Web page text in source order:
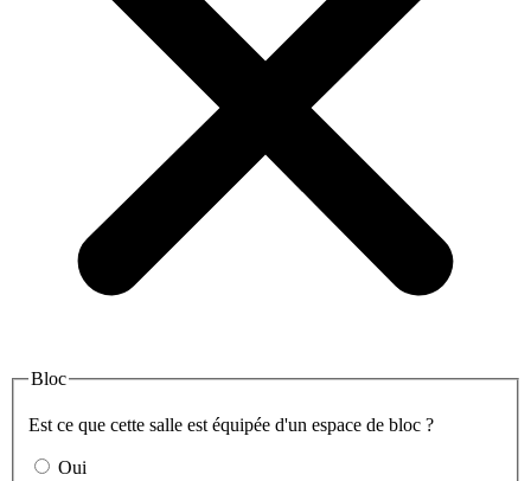
Bloc
Est ce que cette salle est équipée d'un espace de bloc ?
Oui